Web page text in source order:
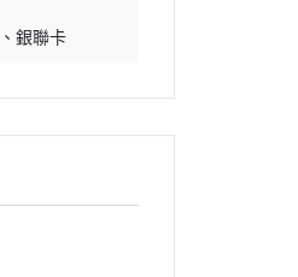
銀聯卡